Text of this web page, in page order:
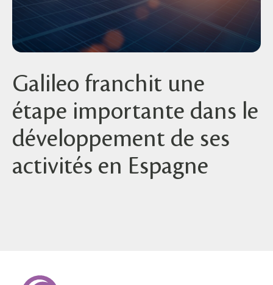
Galileo franchit une
étape importante dans le
développement de ses
activités en Espagne